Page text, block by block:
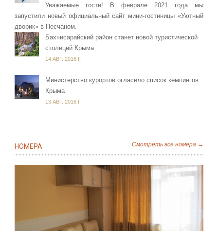
Уважаемые гости! В феврале 2021 года мы
запустили новый официальный сайт мини-гостиницы «Уютный
дворик» в Песчаном.
Бахчисарайский район станет новой туристической
столицей Крыма
14 АВГ. 2016 Г.
Министерство курортов огласило список кемпингов
Крыма
13 АВГ. 2016 Г.
НОМЕРА Смотреть все номера →